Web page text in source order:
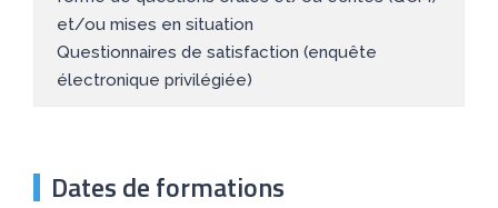
et/ou mises en situation
Questionnaires de satisfaction (enquête
électronique privilégiée)
Dates de formations